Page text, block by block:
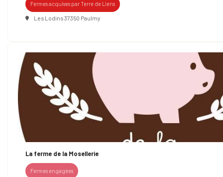
Fermes acquises par Terre de Liens
Les Lodins 37350 Paulmy
La ferme de la Mosellerie
Fermes engagées